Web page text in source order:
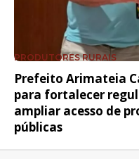
PRODUTORES RURAIS
Prefeito Arimateia
para fortalecer
ampliar acesso de
públicas